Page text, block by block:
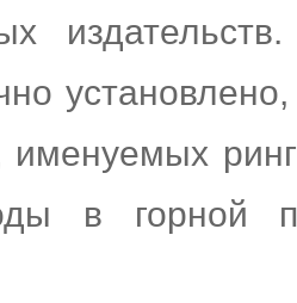
именуемых
в горной